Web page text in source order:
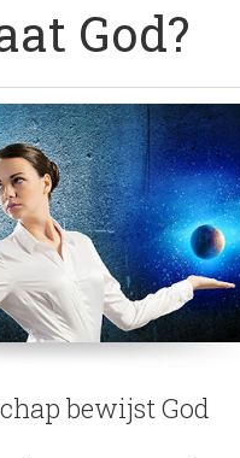
God?
bewijst God